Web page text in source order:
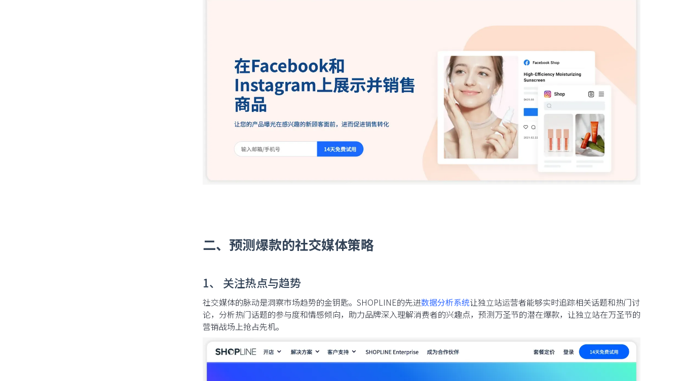
二、预测爆款的社交媒体策略
1、 关注热点与趋势
社交媒体的脉动是洞察市场趋势的金钥匙。SHOPLINE的先进数据分析系统让独立站运营者能够实时追踪相关话题和热门讨
论，分析热门话题的参与度和情感倾向，助力品牌深入理解消费者的兴趣点，预测万圣节的潜在爆款，让独立站在万圣节的
营销战场上抢占先机。